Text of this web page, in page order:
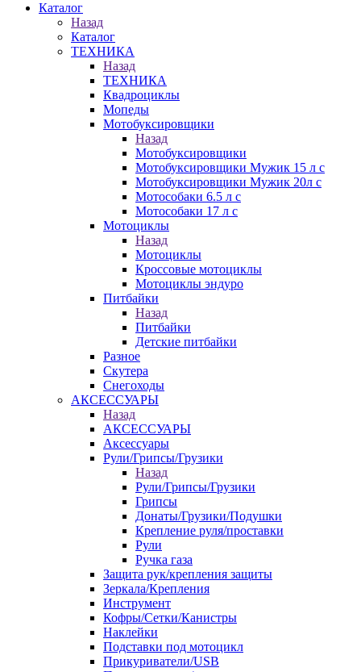
Каталог
Назад
Каталог
ТЕХНИКА
Назад
ТЕХНИКА
Квадроциклы
Мопеды
Мотобуксировщики
Назад
Мотобуксировщики
Мотобуксировщики Мужик 15 л с
Мотобуксировщики Мужик 20л с
Мотособаки 6.5 л с
Мотособаки 17 л с
Мотоциклы
Назад
Мотоциклы
Кроссовые мотоциклы
Мотоциклы эндуро
Питбайки
Назад
Питбайки
Детские питбайки
Разное
Скутера
Снегоходы
АКСЕССУАРЫ
Назад
АКСЕССУАРЫ
Аксессуары
Рули/Грипсы/Грузики
Назад
Рули/Грипсы/Грузики
Грипсы
Донаты/Грузики/Подушки
Крепление руля/проставки
Рули
Ручка газа
Защита рук/крепления защиты
Зеркала/Крепления
Инструмент
Кофры/Сетки/Канистры
Наклейки
Подставки под мотоцикл
Прикуриватели/USB